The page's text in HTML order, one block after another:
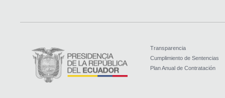
Transparencia
Cumplimiento de Sentencias
Plan Anual de Contratación